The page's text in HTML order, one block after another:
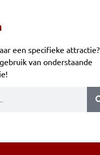
een specifieke attractie?
van onderstaande